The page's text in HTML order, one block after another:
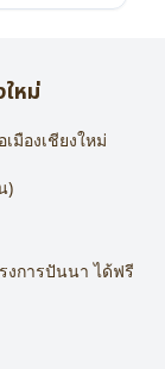
แว่น , ผ้าเช็ดแว่น
หม่
มืองเชียงใหม่
)
งการปันนา ได้ฟรี